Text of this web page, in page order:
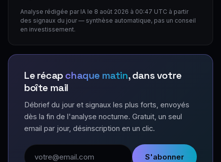
Analyse rédigée par IA le 8 août 2026 à 00:47 UTC à partir
des signaux du jour — synthèse automatique, pas un conseil
en investissement.
Le récapchaque matin, dans votre
boîte mail
Débrief du jour et signaux les plus forts, envoyés
dès la fin de l'analyse nocturne. Gratuit, un seul
email par jour, désinscription en un clic.
Adresse email
S'abonner